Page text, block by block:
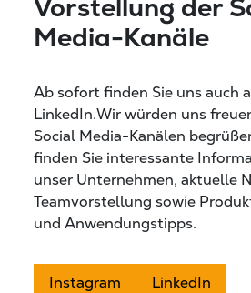
Vorstellung der
Media-Kanäle
Ab sofort finden Sie uns auch
LinkedIn.Wir würden uns
Social Media-Kanälen
finden Sie interessante
unser Unternehmen, aktuelle
Teamvorstellung sowie
und Anwendungstipps.
Instagram LinkedIn